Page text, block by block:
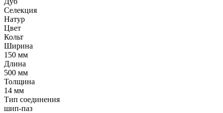
Селекция
Натур
Цвет
Кольт
Ширина
150 мм
Длина
500 мм
Толщина
14 мм
Тип соединения
шип-паз